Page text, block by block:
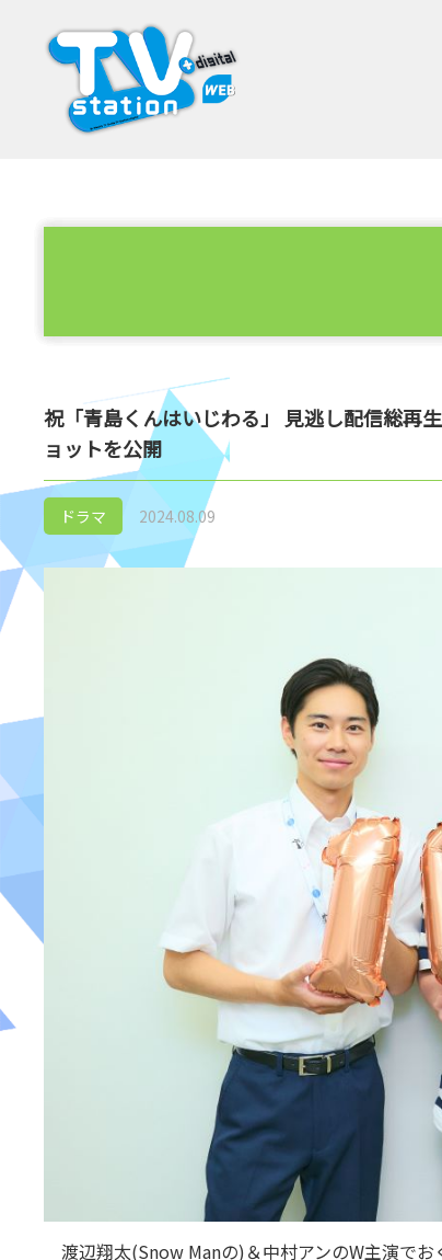
祝「青島くんはいじわる」 見逃し配信総再
ョットを公開
ドラマ 2024.08.09
渡辺翔太(Snow Manの)＆中村アンのW主演で